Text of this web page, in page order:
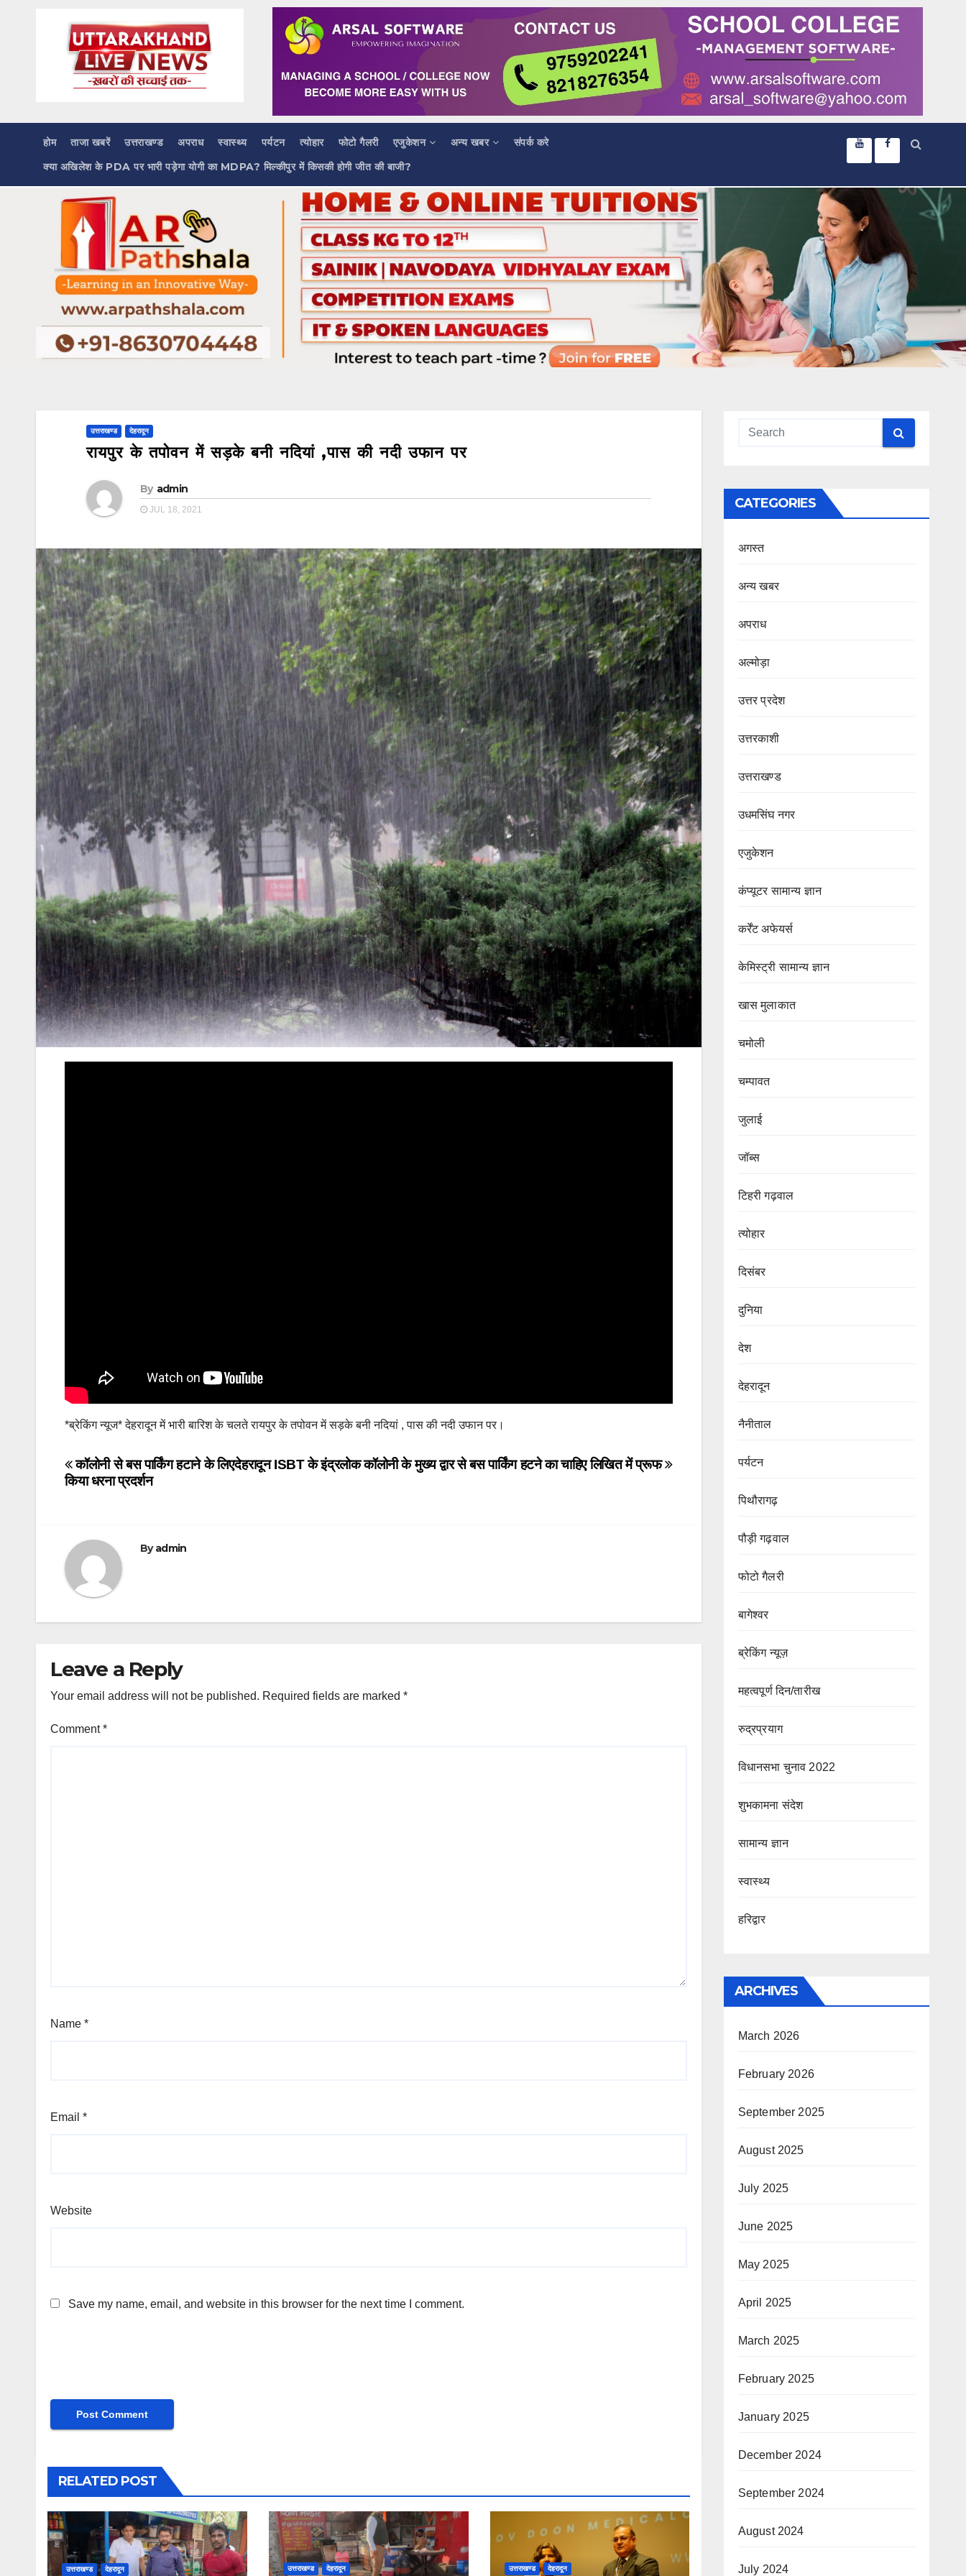
होम ताजा खबरें उत्तराखण्ड अपराध स्वास्थ्य पर्यटन त्योहार फोटो गैलरी एजुकेशन अन्य खबर
संपर्क करे
क्या अखिलेश के PDA पर भारी पड़ेगा योगी का MDPA? मिल्कीपुर में किसकी होगी जीत की बाजी?
उत्तराखण्ड देहरादून
रायपुर के तपोवन में सड़के बनी नदियां ,पास की नदी उफान पर
By admin
JUL 18, 2021
*ब्रेकिंग न्यूज* देहरादून में भारी बारिश के चलते रायपुर के तपोवन में सड़के बनी नदियां , पास की नदी उफान पर।
Post
navigation
देहरादून ISBT के इंद्रलोक कॉलोनी के मुख्य द्वार से बस पार्किंग हटने का चाहिए लिखित में प्रूफ
कॉलोनी से बस पार्किंग हटाने के लिए
किया धरना प्रदर्शन
Byadmin
Leave a Reply
Your email address will not be published. Required fields are marked *
Comment*
Name *
Email *
Website
Save my name, email, and website in this browser for the next time I comment.
RELATED POST
उत्तराखण्ड देहरादून उत्तराखण्ड देहरादून उत्तराखण्ड देहरादून
CATEGORIES
अगस्त
अन्य खबर
अपराध
अल्मोड़ा
उत्तर प्रदेश
उत्तरकाशी
उत्तराखण्ड
उधमसिंघ नगर
एजुकेशन
कंप्यूटर सामान्य ज्ञान
कर्रेंट अफेयर्स
केमिस्ट्री सामान्य ज्ञान
खास मुलाकात
चमोली
चम्पावत
जुलाई
जॉब्स
टिहरी गढ़वाल
त्योहार
दिसंबर
दुनिया
देश
देहरादून
नैनीताल
पर्यटन
पिथौरागढ़
पौड़ी गढ़वाल
फोटो गैलरी
बागेश्वर
ब्रेकिंग न्यूज़
महत्वपूर्ण दिन/तारीख
रुद्रप्रयाग
विधानसभा चुनाव 2022
शुभकामना संदेश
सामान्य ज्ञान
स्वास्थ्य
हरिद्वार
ARCHIVES
March 2026
February 2026
September 2025
August 2025
July 2025
June 2025
May 2025
April 2025
March 2025
February 2025
January 2025
December 2024
September 2024
August 2024
July 2024